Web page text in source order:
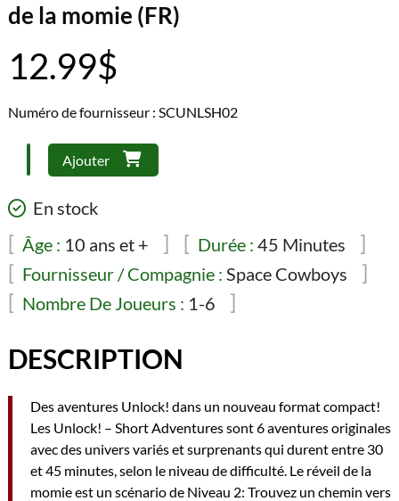
de la momie (FR)
12.99$
Numéro de fournisseur : SCUNLSH02
quantité
de
Short
Adventure
Le
réveil
la
momie
Ajouter
En stock
Âge : 10 ans et + Durée : 45 Minutes
Fournisseur / Compagnie : Space Cowboys
Nombre De Joueurs : 1-6
DESCRIPTION
Des aventures Unlock! dans un nouveau format compact!
Les Unlock! – Short Adventures sont 6 aventures originales
avec des univers variés et surprenants qui durent entre 30
et 45 minutes, selon le niveau de difficulté. Le réveil de la
momie est un scénario de Niveau 2: Trouvez un chemin vers